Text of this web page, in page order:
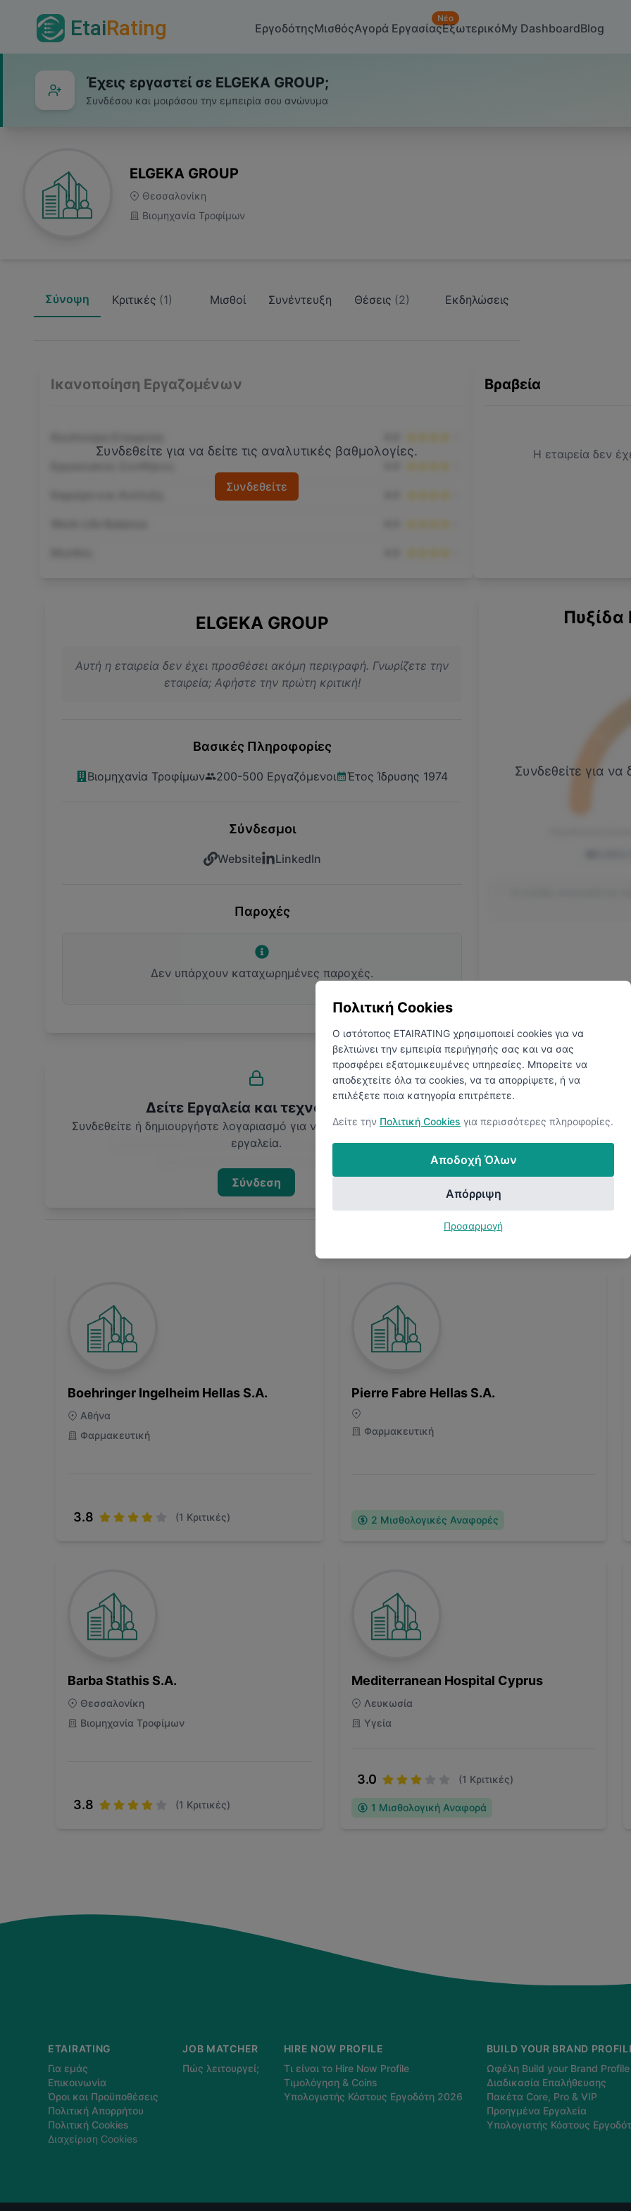
EtaiRating ΕργοδότηςΜισθόςΑγορά Εργασίας
Νέο
ΕξωτερικόMy DashboardBlog
Έχεις εργαστεί σε ELGEKA GROUP;
Συνδέσου και μοιράσου την εμπειρία σου ανώνυμα
ELGEKA GROUP
Θεσσαλονίκη
Βιομηχανία Τροφίμων
Σύνοψη Κριτικές (1) Μισθοί Συνέντευξη Θέσεις (2) Εκδηλώσεις
Ικανοποίηση Εργαζομένων
Συνδεθείτε για να δείτε τις αναλυτικές βαθμολογίες.
Συνδεθείτε
Βραβεία
Η εταιρεία δεν
ELGEKA GROUP
Αυτή η εταιρεία δεν έχει προσθέσει ακόμη περιγραφή. Γνωρίζετε την
εταιρεία; Αφήστε την πρώτη κριτική!
Βασικές Πληροφορίες
Βιομηχανία Τροφίμων 200-500 Εργαζόμενοι Έτος Ίδρυσης 1974
Σύνδεσμοι
Website LinkedIn
Παροχές
Δεν υπάρχουν καταχωρημένες παροχές.
Πυξίδα
Συνδεθείτε για να
Δείτε Εργαλεία και τεχνολογίες
Συνδεθείτε ή δημιουργήστε λογαριασμό για να αποκαλύψετε όλα τα
εργαλεία.
Σύνδεση
Συνδεθείτε ή
Boehringer Ingelheim Hellas S.A.
Αθήνα
Φαρμακευτική
3.8 (1 Κριτικές)
Pierre Fabre Hellas S.A.
Φαρμακευτική
2 Μισθολογικές Αναφορές
Barba Stathis S.A.
Θεσσαλονίκη
Βιομηχανία Τροφίμων
3.8 (1 Κριτικές)
Mediterranean Hospital Cyprus
Λευκωσία
Υγεία
3.0 (1 Κριτικές)
1 Μισθολογική Αναφορά
ETAIRATING
Για εμάς
Επικοινωνία
Όροι και Προϋποθέσεις
Πολιτική Απορρήτου
Πολιτική Cookies
Διαχείριση Cookies
JOB MATCHER
Πώς λειτουργεί;
HIRE NOW PROFILE
Τι είναι το Hire Now Profile
Τιμολόγηση & Coins
Υπολογιστής Κόστους Εργοδότη 2026
BUILD YOUR BRAND
Ωφέλη Build your Brand Profile
Διαδικασία Επαλήθευσης
Πακέτα Core, Pro & VIP
Προηγμένα Εργαλεία
Υπολογιστής Κόστους
Πολιτική Cookies
Ο ιστότοπος ETAIRATING χρησιμοποιεί cookies για να
βελτιώνει την εμπειρία περιήγησής σας και να σας
προσφέρει εξατομικευμένες υπηρεσίες. Μπορείτε να
αποδεχτείτε όλα τα cookies, να τα απορρίψετε, ή να
επιλέξετε ποια κατηγορία επιτρέπετε.
Δείτε την Πολιτική Cookies για περισσότερες πληροφορίες.
Αποδοχή Όλων
Απόρριψη
Προσαρμογή